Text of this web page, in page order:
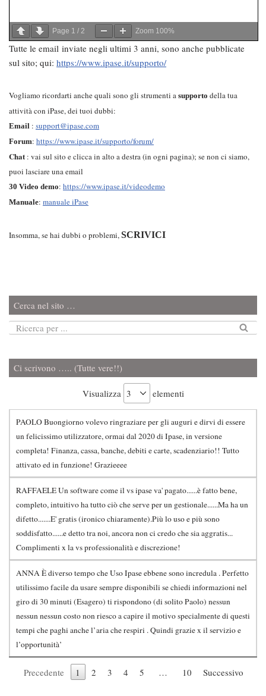
Page 1 / 2 Zoom 100%
Tutte le email inviate negli ultimi 3 anni, sono anche pubblicate
sul sito; qui: https://www.ipase.it/supporto/
Vogliamo ricordarti anche quali sono gli strumenti a supporto della tua
attività con iPase, dei tuoi dubbi:
Email : support@ipase.com
Forum: https://www.ipase.it/supporto/forum/
Chat : vai sul sito e clicca in alto a destra (in ogni pagina); se non ci siamo,
puoi lasciare una email
30 Video demo: https://www.ipase.it/videodemo
Manuale: manuale iPase
Insomma, se hai dubbi o problemi,SCRIVICI
Cerca nel sito …
Ci scrivono ….. (Tutte vere!!)
Visualizza elementi
PAOLO Buongiorno volevo ringraziare per gli auguri e dirvi di essere
un felicissimo utilizzatore, ormai dal 2020 di Ipase, in versione
completa! Finanza, cassa, banche, debiti e carte, scadenziario!! Tutto
attivato ed in funzione! Grazieeee
RAFFAELE Un software come il vs ipase va' pagato......è fatto bene,
completo, intuitivo ha tutto ciò che serve per un gestionale......Ma ha un
difetto.......E' gratis (ironico chiaramente).Più lo uso e più sono
soddisfatto......e detto tra noi, ancora non ci credo che sia aggratis...
Complimenti x la vs professionalità e discrezione!
ANNA È diverso tempo che Uso Ipase ebbene sono incredula . Perfetto
utilissimo facile da usare sempre disponibili se chiedi informazioni nel
giro di 30 minuti (Esagero) ti rispondono (di solito Paolo) nessun
nessun nessun costo non riesco a capire il motivo specialmente di questi
tempi che paghi anche l’aria che respiri . Quindi grazie x il servizio e
l’opportunità’
Precedente 1 2 3 4 5 … 10 Successivo